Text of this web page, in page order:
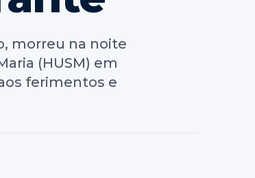
morreu na noite
(HUSM) em
ferimentos e